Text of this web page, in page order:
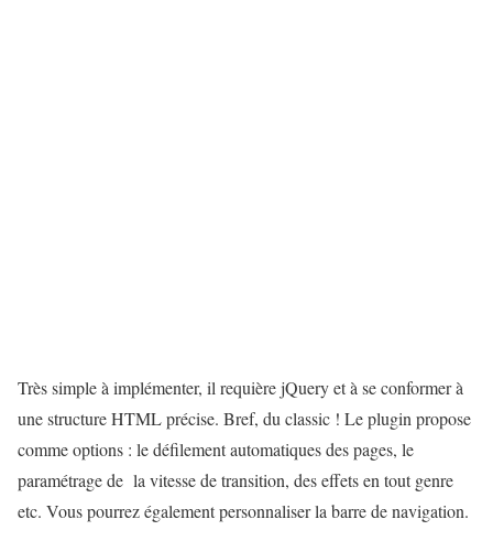
Très simple à implémenter, il requière jQuery et à se conformer à
une structure HTML précise. Bref, du classic ! Le plugin propose
comme options : le défilement automatiques des pages, le
paramétrage de la vitesse de transition, des effets en tout genre
etc. Vous pourrez également personnaliser la barre de navigation.